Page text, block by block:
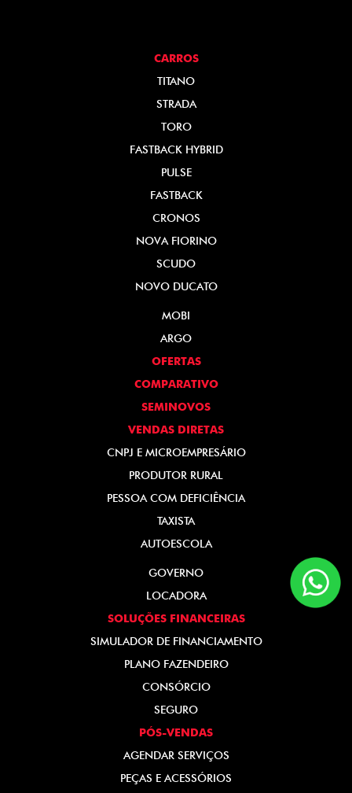
CARROS
TITANO
STRADA
TORO
FASTBACK HYBRID
PULSE
FASTBACK
CRONOS
NOVA FIORINO
SCUDO
NOVO DUCATO
MOBI
ARGO
OFERTAS
COMPARATIVO
SEMINOVOS
VENDAS DIRETAS
CNPJ E MICROEMPRESÁRIO
PRODUTOR RURAL
PESSOA COM DEFICIÊNCIA
TAXISTA
AUTOESCOLA
GOVERNO
LOCADORA
SOLUÇÕES FINANCEIRAS
SIMULADOR DE FINANCIAMENTO
PLANO FAZENDEIRO
CONSÓRCIO
SEGURO
PÓS-VENDAS
AGENDAR SERVIÇOS
PEÇAS E ACESSÓRIOS